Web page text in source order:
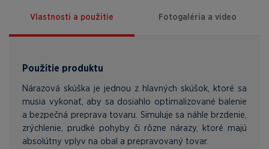
Vlastnosti a použitie Fotogaléria a video
Použitie produktu
Nárazová skúška je jednou z hlavných skúšok, ktoré sa
musia vykonať, aby sa dosiahlo optimalizované balenie
a bezpečná preprava tovaru. Simuluje sa náhle brzdenie,
zrýchlenie, prudké pohyby či rôzne nárazy, ktoré majú
absolútny vplyv na obal a prepravovaný tovar.